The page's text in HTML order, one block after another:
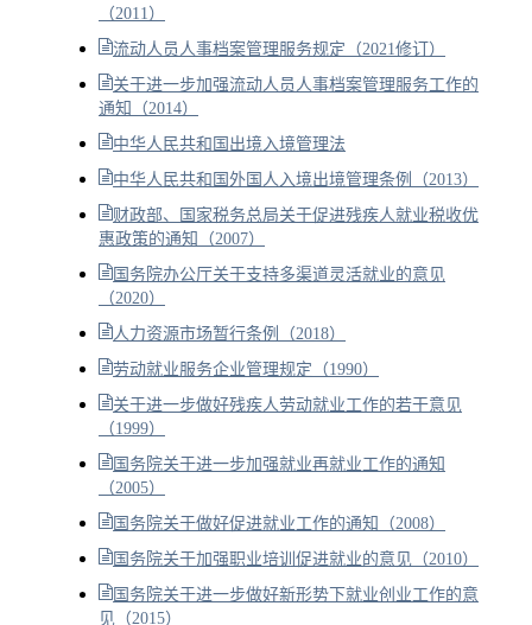
（2011）
流动人员人事档案管理服务规定（2021修订）
关于进一步加强流动人员人事档案管理服务工作的
通知（2014）
中华人民共和国出境入境管理法
中华人民共和国外国人入境出境管理条例（2013）
财政部、国家税务总局关于促进残疾人就业税收优
惠政策的通知（2007）
国务院办公厅关于支持多渠道灵活就业的意见
（2020）
人力资源市场暂行条例（2018）
劳动就业服务企业管理规定（1990）
关于进一步做好残疾人劳动就业工作的若干意见
（1999）
国务院关于进一步加强就业再就业工作的通知
（2005）
国务院关于做好促进就业工作的通知（2008）
国务院关于加强职业培训促进就业的意见（2010）
国务院关于进一步做好新形势下就业创业工作的意
见（2015）